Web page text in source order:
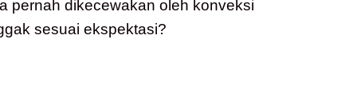
pernah dikecewakan oleh konveksi
sesuai ekspektasi?